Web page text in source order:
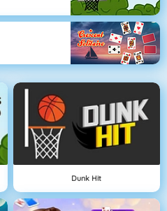
Dunk Hit